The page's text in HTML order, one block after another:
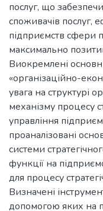
послуг, що
споживачів послуг,
підприємств сфери
максимально
Виокремлені
«організаційно-
увага на структурі
механізму процесу
управління
проаналізовані
системи
функції на
для процесу
Визначені
допомогою яких на